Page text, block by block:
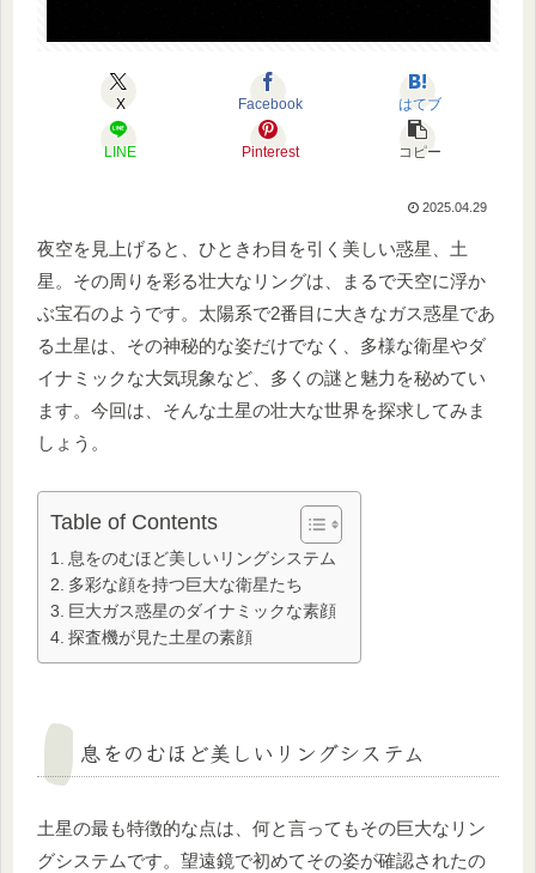
X Facebook はてブ
LINE Pinterest コピー
2025.04.29
夜空を見上げると、ひときわ目を引く美しい惑星、土
星。その周りを彩る壮大なリングは、まるで天空に浮か
ぶ宝石のようです。太陽系で2番目に大きなガス惑星であ
る土星は、その神秘的な姿だけでなく、多様な衛星やダ
イナミックな大気現象など、多くの謎と魅力を秘めてい
ます。今回は、そんな土星の壮大な世界を探求してみま
しょう。
Table of Contents
息をのむほど美しいリングシステム
多彩な顔を持つ巨大な衛星たち
巨大ガス惑星のダイナミックな素顔
探査機が見た土星の素顔
息をのむほど美しいリングシステム
土星の最も特徴的な点は、何と言ってもその巨大なリン
グシステムです。望遠鏡で初めてその姿が確認されたの